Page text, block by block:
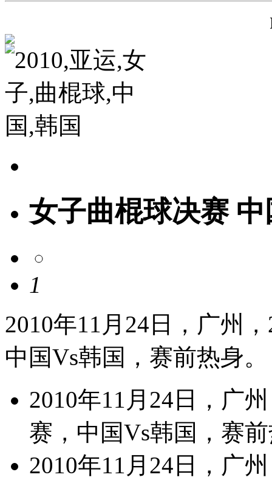
女子曲棍球决赛
1
2010年11月24日，广州
中国Vs韩国，赛前热身。
2010年11月24日，广
赛，中国Vs韩国，赛
2010年11月24日，广